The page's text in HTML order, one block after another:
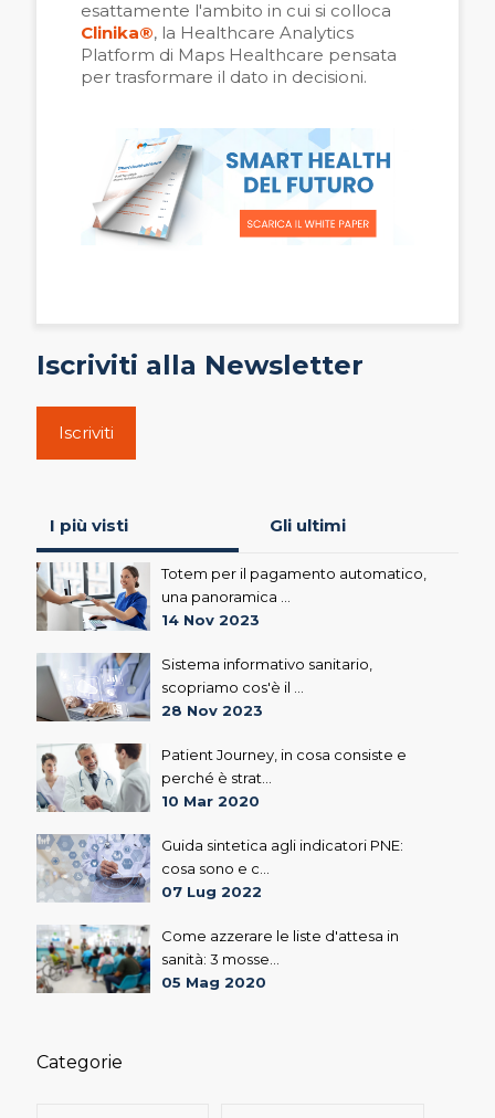
esattamente l'ambito in cui si colloca
Clinika®, la Healthcare Analytics
Platform di Maps Healthcare pensata
per trasformare il dato in decisioni.
Iscriviti alla Newsletter
Iscriviti
I più visti Gli ultimi
Totem per il pagamento automatico,
una panoramica ...
14 Nov 2023
Sistema informativo sanitario,
scopriamo cos'è il ...
28 Nov 2023
Patient Journey, in cosa consiste e
perché è strat...
10 Mar 2020
Guida sintetica agli indicatori PNE:
cosa sono e c...
07 Lug 2022
Come azzerare le liste d'attesa in
sanità: 3 mosse...
05 Mag 2020
Categorie